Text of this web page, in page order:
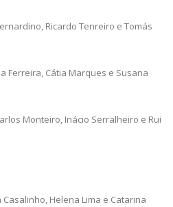
Ricardo Tenreiro e Tomás
Ferreira, Cátia Marques e Susana
Monteiro, Inácio Serralheiro e Rui
Casalinho, Helena Lima e Catarina